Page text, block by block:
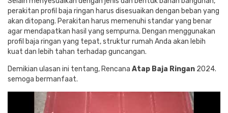
perakitan profil baja ringan harus disesuaikan dengan beban yang
akan ditopang. Perakitan harus memenuhi standar yang benar
agar mendapatkan hasil yang sempurna. Dengan menggunakan
profil baja ringan yang tepat, struktur rumah Anda akan lebih
kuat dan lebih tahan terhadap guncangan.
Demikian ulasan ini tentang, Rencana Atap Baja Ringan 2024.
semoga bermanfaat.